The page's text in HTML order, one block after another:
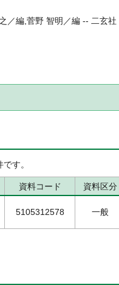
／編,菅野 智明／編 -- 二玄
です。
資料コード 資料区分
5105312578 一般